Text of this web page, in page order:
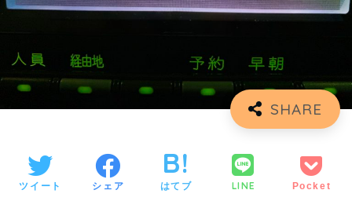
ツイート シェア はてブ LINE Pocket